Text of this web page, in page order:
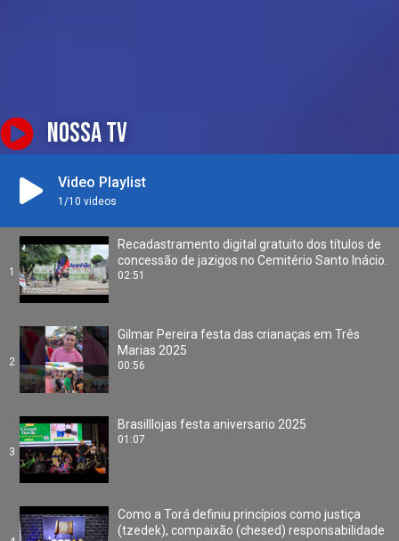
NOSSA TV
Video Playlist
1 /10 videos
1
Recadastramento digital gratuito dos títulos de
concessão de jazigos no Cemitério Santo Inácio.
02:51
2
Gilmar Pereira festa das crianaças em Três
Marias 2025
00:56
3
Brasilllojas festa aniversario 2025
01:07
Como a Torá definiu princípios como justiça
(tzedek), compaixão (chesed) responsabilidade